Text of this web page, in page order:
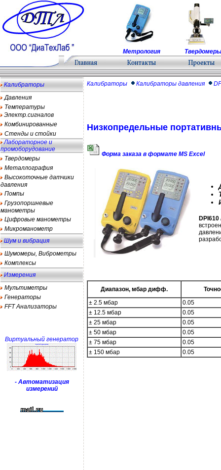
Метрология Твердомеры
Калибраторы
Давления
Температуры
Электр.сигналов
Комбинированные
Стенды и стойки
Лабораторное и
промоборудование
Твердомеры
Металлография
Высокоточные датчики
давления
Помпы
Грузопоршневые
манометры
Цифровые манометры
Микроманометр
Шум и вибрация
Шумомеры, Виброметры
Комплексы
Измерения
Мультиметры
Генераторы
FFT Анализаторы
Виртуальный генератор
- Автоматизация
измерений
Калибраторы Калибраторы давления
Низкопредельные
Форма заказа в формате MS Excel
DPI610
Диапазон, мбар дифф.
± 2.5 мбар
0.05
± 12.5 мбар
0.05
± 25 мбар
0.05
± 50 мбар
0.05
± 75 мбар
0.05
± 150 мбар
0.05